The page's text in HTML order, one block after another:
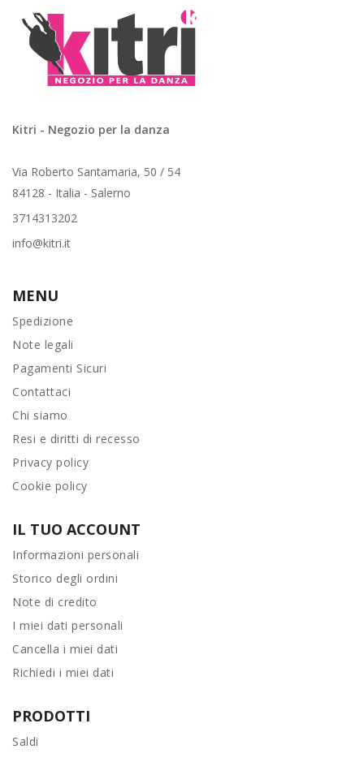
Kitri - Negozio per la danza
Via Roberto Santamaria, 50 / 54
84128 - Italia - Salerno
3714313202
info@kitri.it
MENU
Spedizione
Note legali
Pagamenti Sicuri
Contattaci
Chi siamo
Resi e diritti di recesso
Privacy policy
Cookie policy
IL TUO ACCOUNT
Informazioni personali
Storico degli ordini
Note di credito
I miei dati personali
Cancella i miei dati
Richiedi i miei dati
PRODOTTI
Saldi